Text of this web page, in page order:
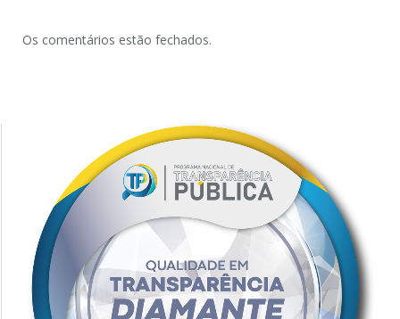
Os comentários estão fechados.